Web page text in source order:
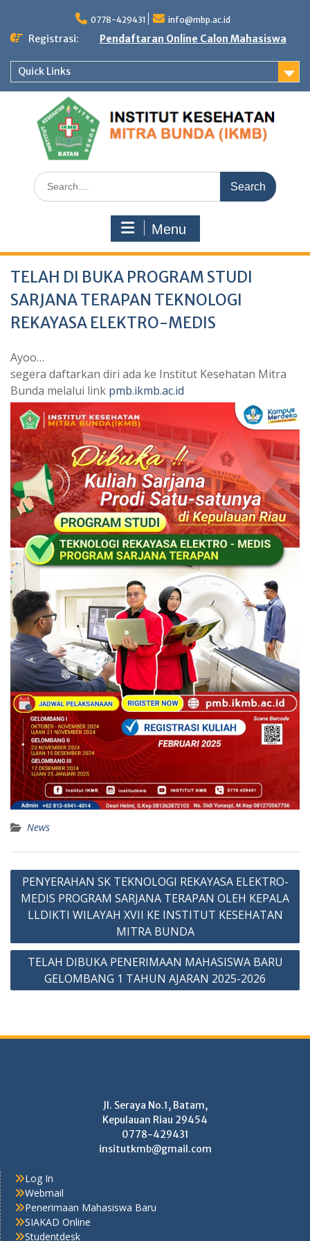
content
0778-429431 info@mbp.ac.id
Registrasi: Pendaftaran Online Calon Mahasiswa
Quick Links
Search
for:
Menu
TELAH DI BUKA PROGRAM STUDI
SARJANA TERAPAN TEKNOLOGI
REKAYASA ELEKTRO-MEDIS
Ayoo…
segera daftarkan diri ada ke Institut Kesehatan Mitra
Bunda melalui link pmb.ikmb.ac.id
News
Post
navigation
PENYERAHAN SK TEKNOLOGI REKAYASA ELEKTRO-
MEDIS PROGRAM SARJANA TERAPAN OLEH KEPALA
LLDIKTI WILAYAH XVII KE INSTITUT KESEHATAN
MITRA BUNDA
TELAH DIBUKA PENERIMAAN MAHASISWA BARU
GELOMBANG 1 TAHUN AJARAN 2025-2026
Jl. Seraya No.1, Batam,
Kepulauan Riau 29454
0778-429431
insitutkmb@gmail.com
Log In
Webmail
Penerimaan Mahasiswa Baru
SIAKAD Online
Studentdesk